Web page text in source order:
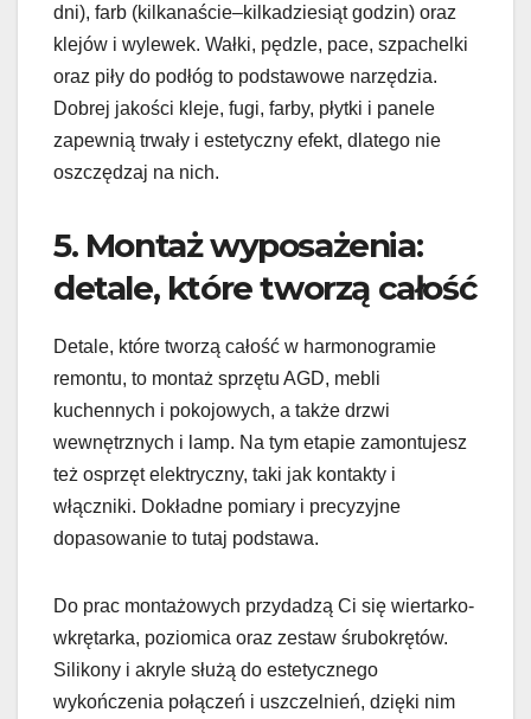
dni), farb (kilkanaście–kilkadziesiąt godzin) oraz
klejów i wylewek. Wałki, pędzle, pace, szpachelki
oraz piły do podłóg to podstawowe narzędzia.
Dobrej jakości kleje, fugi, farby, płytki i panele
zapewnią trwały i estetyczny efekt, dlatego nie
oszczędzaj na nich.
5. Montaż wyposażenia:
detale, które tworzą całość
Detale, które tworzą całość w harmonogramie
remontu, to montaż sprzętu AGD, mebli
kuchennych i pokojowych, a także drzwi
wewnętrznych i lamp. Na tym etapie zamontujesz
też osprzęt elektryczny, taki jak kontakty i
włączniki. Dokładne pomiary i precyzyjne
dopasowanie to tutaj podstawa.
Do prac montażowych przydadzą Ci się wiertarko-
wkrętarka, poziomica oraz zestaw śrubokrętów.
Silikony i akryle służą do estetycznego
wykończenia połączeń i uszczelnień, dzięki nim